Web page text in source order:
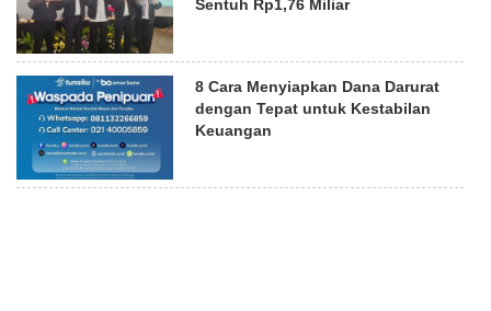
Sentuh Rp1,76 Miliar
8 Cara Menyiapkan Dana Darurat
dengan Tepat untuk Kestabilan
Keuangan